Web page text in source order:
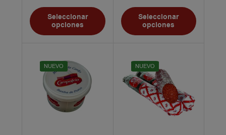
Seleccionar
opciones
Seleccionar
opciones
NUEVO NUEVO